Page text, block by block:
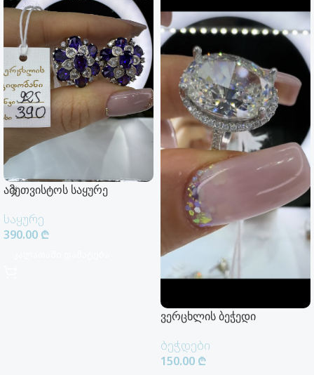
ამეთვისტოს საყურე
საყურე
390.00 ₾
ვერცხლის ბეჭედი
ბეჭდები
150.00 ₾